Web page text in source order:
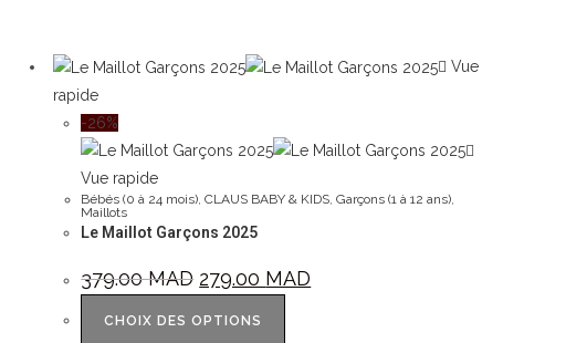
Vue
rapide
-26%
Vue rapide
Bébés (0 à 24 mois),CLAUS BABY & KIDS,Garçons (1 à 12 ans),
Maillots
Le Maillot Garçons 2025
379.00MAD 279.00 MAD
CHOIX DES OPTIONS